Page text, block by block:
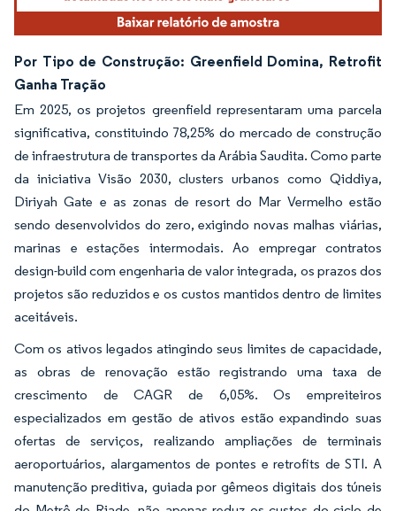
Por Tipo de Construção: Greenfield Domina, Retrofit
Ganha Tração
Em 2025, os projetos greenfield representaram uma parcela
significativa, constituindo 78,25% do mercado de construção
de infraestrutura de transportes da Arábia Saudita. Como parte
da iniciativa Visão 2030, clusters urbanos como Qiddiya,
Diriyah Gate e as zonas de resort do Mar Vermelho estão
sendo desenvolvidos do zero, exigindo novas malhas viárias,
marinas e estações intermodais. Ao empregar contratos
design-build com engenharia de valor integrada, os prazos dos
projetos são reduzidos e os custos mantidos dentro de limites
aceitáveis.
Com os ativos legados atingindo seus limites de capacidade,
as obras de renovação estão registrando uma taxa de
crescimento de CAGR de 6,05%. Os empreiteiros
especializados em gestão de ativos estão expandindo suas
ofertas de serviços, realizando ampliações de terminais
aeroportuários, alargamentos de pontes e retrofits de STI. A
manutenção preditiva, guiada por gêmeos digitais dos túneis